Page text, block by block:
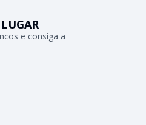
e consiga a